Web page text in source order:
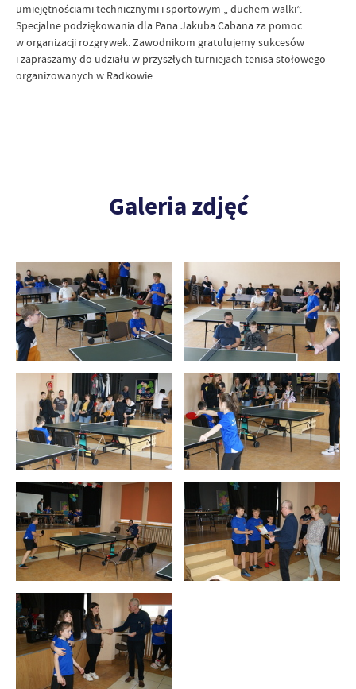
umiejętnościami technicznymi i sportowym „ duchem walki”.
Specjalne podziękowania dla Pana Jakuba Cabana za pomoc
w organizacji rozgrywek. Zawodnikom gratulujemy sukcesów
i zapraszamy do udziału w przyszłych turniejach tenisa stołowego
organizowanych w Radkowie.
Galeria zdjęć